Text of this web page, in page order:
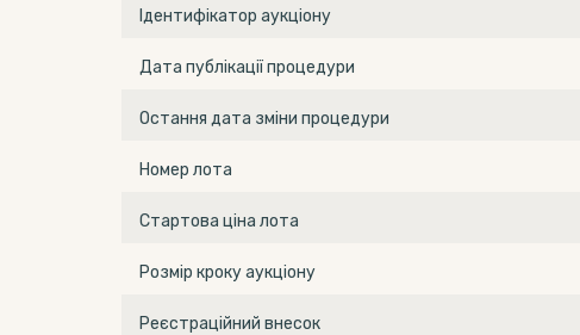
Ідентифікатор аукціону
Дата публікації процедури
Остання дата зміни процедури
Номер лота
Стартова ціна лота
Розмір кроку аукціону
Реєстраційний внесок